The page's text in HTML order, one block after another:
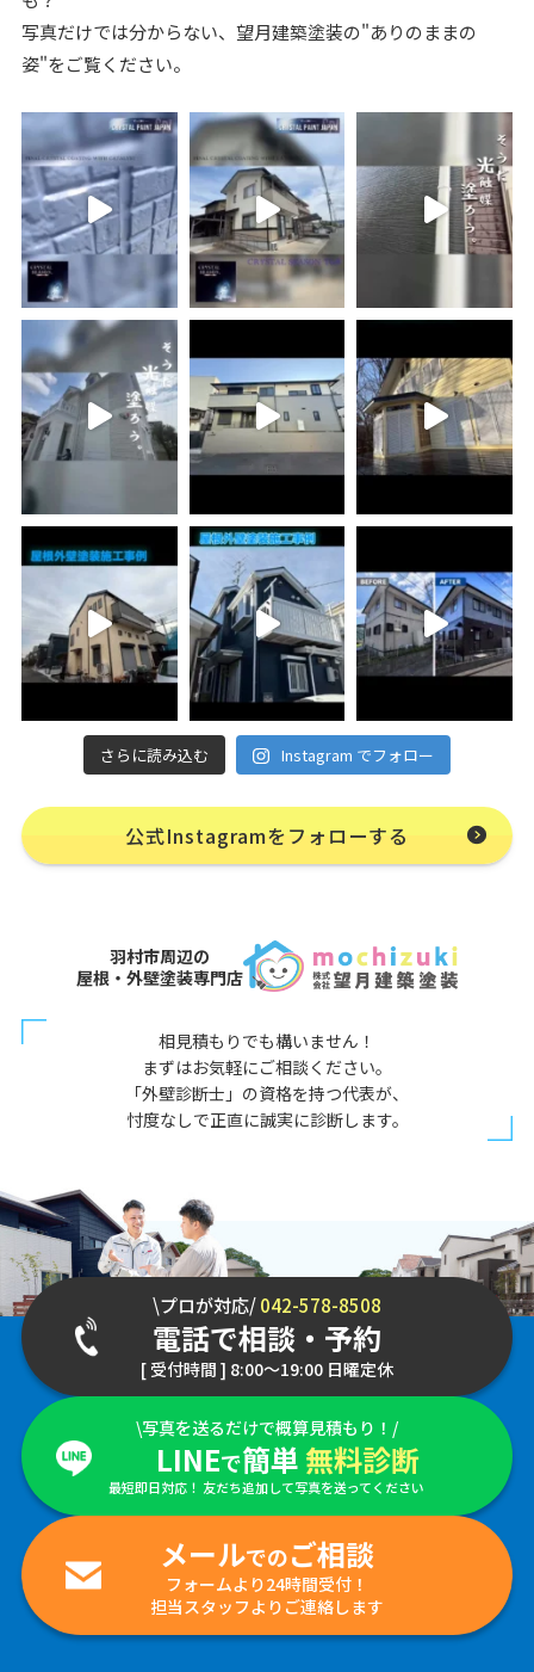
写真だけでは分からない、望月建築塗装の"ありのままの
姿"をご覧ください。
さらに読み込む Instagram でフォロー
公式Instagramをフォローする
羽村市周辺の
屋根・外壁塗装専門店
相見積もりでも構いません！
まずはお気軽にご相談ください。
「外壁診断士」の資格を持つ代表が、
忖度なしで正直に誠実に診断します。
\プロが対応/042-578-8508
電話で相談・予約
[ 受付時間 ] 8:00～19:00 日曜定休
\写真を送るだけで概算見積もり！/
LINEで簡単 無料診断
最短即日対応！ 友だち追加して写真を送ってください
メールでのご相談
フォームより24時間受付！
担当スタッフよりご連絡します